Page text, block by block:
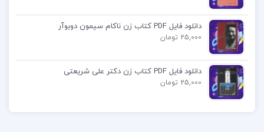
سبک شناسی معماری جهان pdf
کتاب پیشنهادی📚
دانلود فایل PDF کتاب زن ناکام سیمون دوبوآر
25,000 تومان
دانلود فایل PDF کتاب زن دکتر علی شریعتی
25,000 تومان